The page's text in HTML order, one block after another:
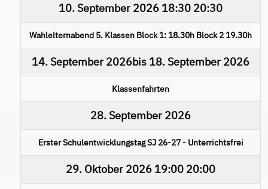
10. September 2026 18:30 20:30
Wahlelternabend 5. Klassen Block 1: 18.30h Block 2 19.30h
14. September 2026bis 18. September 2026
Klassenfahrten
28. September 2026
Erster Schulentwicklungstag SJ 26-27 - Unterrichtsfrei
29. Oktober 2026 19:00 20:00